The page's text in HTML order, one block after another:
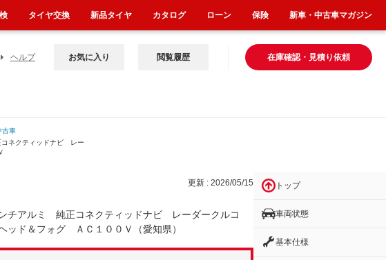
ヘルプ 在庫確認・見積り依頼
お気に入り 閲覧履歴
古車
ネクティッドナビ レー
更新 : 2026/05/15
アルミ 純正コネクティッドナビ レーダークルコ
ド＆フォグ ＡＣ１００Ｖ（愛知県）
トップ
車両状態
基本仕様
タイヤ交換 新品タイヤ カタログ ローン 保険 新車・中古車マガジン